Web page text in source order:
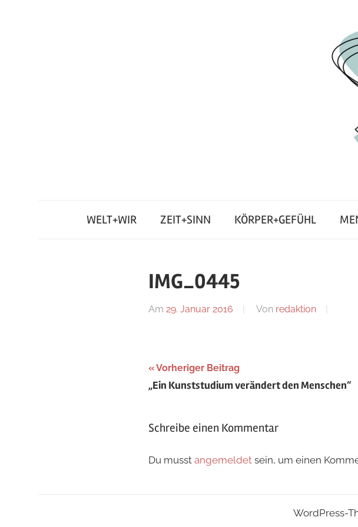
WELT+WIR ZEIT+SINN KÖRPER+GEFÜHL
IMG_0445
Am 29. Januar 2016 Von redaktion
Beitragsnavigation
Vorheriger Beitrag
„Ein Kunststudium verändert den Menschen“
Schreibe einen Kommentar
Du musst angemeldet sein, um einen
WordPress-